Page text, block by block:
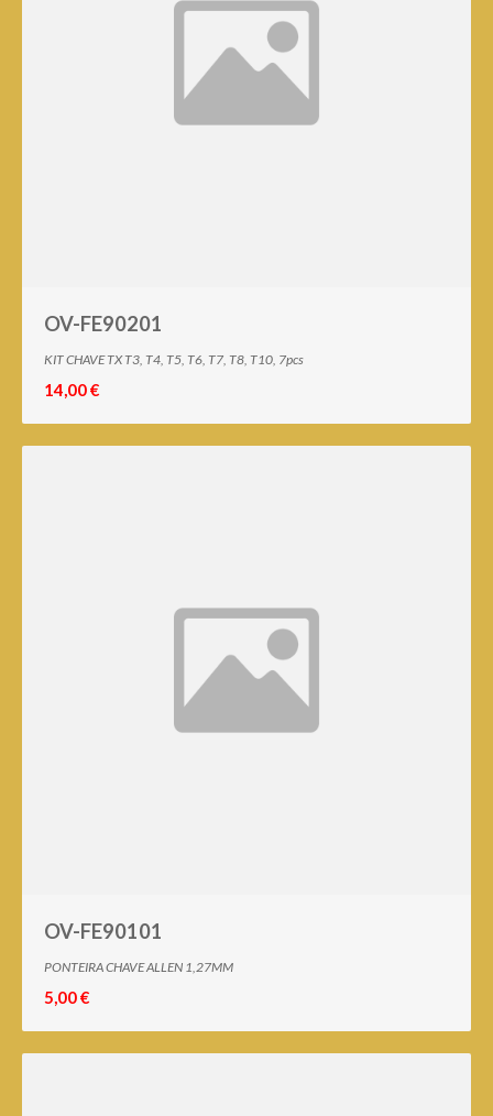
OV-FE90201
KIT CHAVE TX T3, T4, T5, T6, T7, T8, T10, 7pcs
14,00 €
OV-FE90101
PONTEIRA CHAVE ALLEN 1,27MM
5,00 €